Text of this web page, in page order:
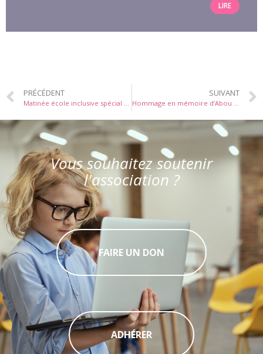
LIRE
PRÉCÉDENT
Matinée école inclusive spécial Haut Potentiel à Paris le 29 novembre
SUIVANT
Hommage en mémoire d’Abou Njie
Vous souhaitez soutenir
l'association ?
FAIRE UN DON
ADHÉRER